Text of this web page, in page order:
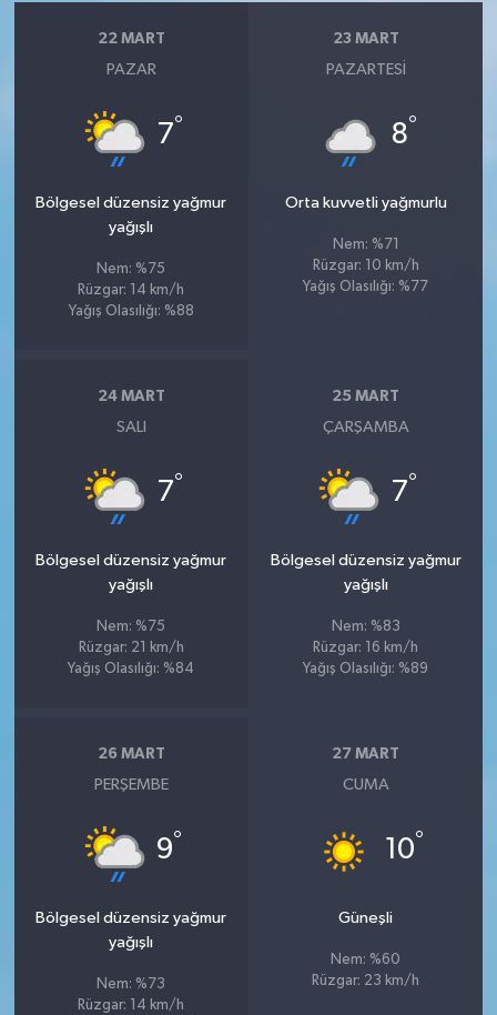
22 MART
PAZAR
7°
Bölgesel düzensiz yağmur
yağışlı
Nem: %75
Rüzgar: 14 km/h
Yağış Olasılığı: %88
23 MART
PAZARTESI
8°
Orta kuvvetli yağmurlu
Nem: %71
Rüzgar: 10 km/h
Yağış Olasılığı: %77
24 MART
SALI
7°
Bölgesel düzensiz yağmur
yağışlı
Nem: %75
Rüzgar: 21 km/h
Yağış Olasılığı: %84
25 MART
ÇARŞAMBA
7°
Bölgesel düzensiz yağmur
yağışlı
Nem: %83
Rüzgar: 16 km/h
Yağış Olasılığı: %89
26 MART
PERŞEMBE
9°
Bölgesel düzensiz yağmur
yağışlı
Nem: %73
Rüzgar: 14 km/h
27 MART
CUMA
10°
Güneşli
Nem: %60
Rüzgar: 23 km/h